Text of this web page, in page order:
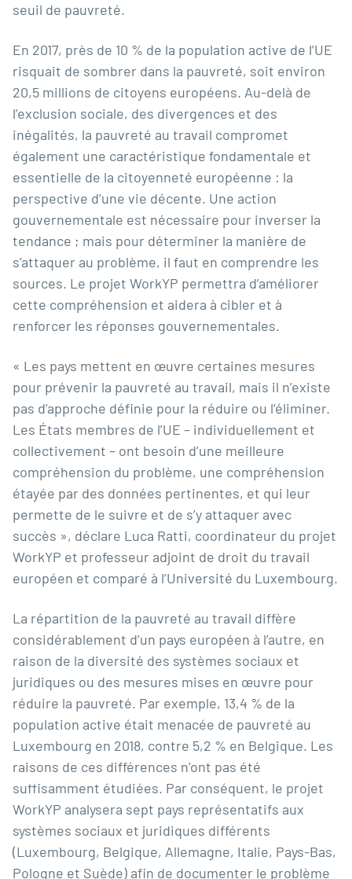
seuil de pauvreté.
En 2017, près de 10 % de la population active de l’UE
risquait de sombrer dans la pauvreté, soit environ
20,5 millions de citoyens européens. Au-delà de
l’exclusion sociale, des divergences et des
inégalités, la pauvreté au travail compromet
également une caractéristique fondamentale et
essentielle de la citoyenneté européenne : la
perspective d’une vie décente. Une action
gouvernementale est nécessaire pour inverser la
tendance ; mais pour déterminer la manière de
s’attaquer au problème, il faut en comprendre les
sources. Le projet WorkYP permettra d’améliorer
cette compréhension et aidera à cibler et à
renforcer les réponses gouvernementales.
« Les pays mettent en œuvre certaines mesures
pour prévenir la pauvreté au travail, mais il n’existe
pas d’approche définie pour la réduire ou l’éliminer.
Les États membres de l’UE – individuellement et
collectivement – ont besoin d’une meilleure
compréhension du problème, une compréhension
étayée par des données pertinentes, et qui leur
permette de le suivre et de s’y attaquer avec
succès », déclare Luca Ratti, coordinateur du projet
WorkYP et professeur adjoint de droit du travail
européen et comparé à l’Université du Luxembourg.
La répartition de la pauvreté au travail diffère
considérablement d’un pays européen à l’autre, en
raison de la diversité des systèmes sociaux et
juridiques ou des mesures mises en œuvre pour
réduire la pauvreté. Par exemple, 13,4 % de la
population active était menacée de pauvreté au
Luxembourg en 2018, contre 5,2 % en Belgique. Les
raisons de ces différences n’ont pas été
suffisamment étudiées. Par conséquent, le projet
WorkYP analysera sept pays représentatifs aux
systèmes sociaux et juridiques différents
(Luxembourg, Belgique, Allemagne, Italie, Pays-Bas,
Pologne et Suède) afin de documenter le problème